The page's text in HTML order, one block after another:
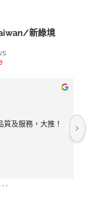
新綠境
及服務，大推！